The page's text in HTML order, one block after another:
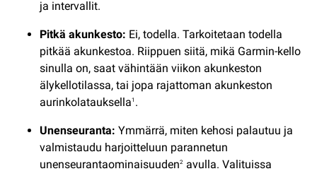
ja intervallit.
Pitkä akunkesto: Ei, todella. Tarkoitetaan todella
pitkää akunkestoa. Riippuen siitä, mikä Garmin-kello
sinulla on, saat vähintään viikon akunkeston
älykellotilassa, tai jopa rajattoman akunkeston
aurinkolatauksella1 .
Unenseuranta: Ymmärrä, miten kehosi palautuu ja
valmistaudu harjoitteluun parannetun
unenseurantaominaisuuden2 avulla. Valituissa